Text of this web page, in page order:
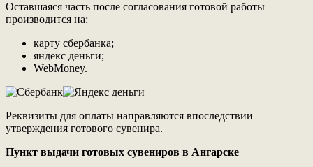
Оставшаяся часть после согласования готовой работы
производится на:
карту сбербанка;
яндекс деньги;
WebMoney.
Реквизиты для оплаты направляются впоследствии
утверждения готового сувенира.
Пункт выдачи готовых сувениров в Ангарске